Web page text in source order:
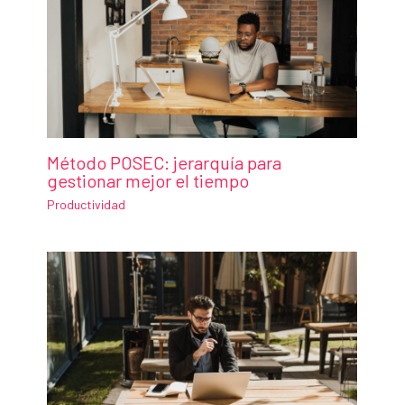
Método POSEC: jerarquía para
gestionar mejor el tiempo
Productividad